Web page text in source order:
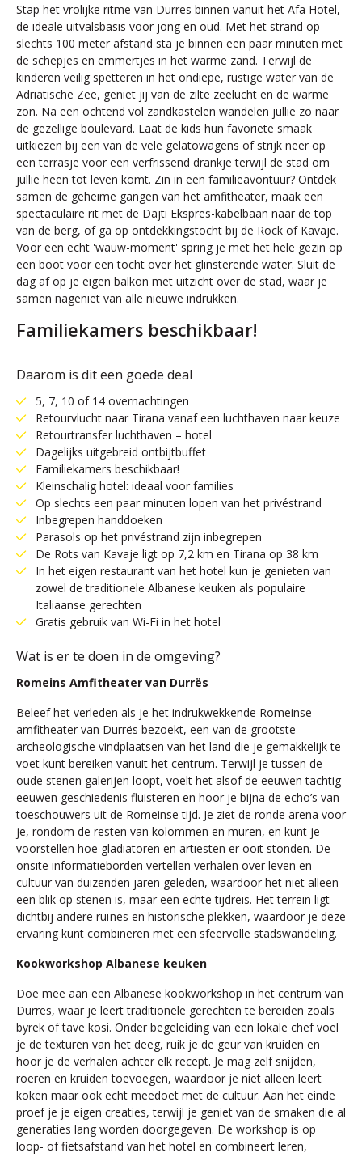
Stap het vrolijke ritme van Durrës binnen vanuit het Afa Hotel,
de ideale uitvalsbasis voor jong en oud. Met het strand op
slechts 100 meter afstand sta je binnen een paar minuten met
de schepjes en emmertjes in het warme zand. Terwijl de
kinderen veilig spetteren in het ondiepe, rustige water van de
Adriatische Zee, geniet jij van de zilte zeelucht en de warme
zon. Na een ochtend vol zandkastelen wandelen jullie zo naar
de gezellige boulevard. Laat de kids hun favoriete smaak
uitkiezen bij een van de vele gelatowagens of strijk neer op
een terrasje voor een verfrissend drankje terwijl de stad om
jullie heen tot leven komt. Zin in een familieavontuur? Ontdek
samen de geheime gangen van het amfitheater, maak een
spectaculaire rit met de Dajti Ekspres-kabelbaan naar de top
van de berg, of ga op ontdekkingstocht bij de Rock of Kavajë.
Voor een echt 'wauw-moment' spring je met het hele gezin op
een boot voor een tocht over het glinsterende water. Sluit de
dag af op je eigen balkon met uitzicht over de stad, waar je
samen nageniet van alle nieuwe indrukken.
Familiekamers beschikbaar!
Daarom is dit een goede deal
5, 7, 10 of 14 overnachtingen
Retourvlucht naar Tirana vanaf een luchthaven naar keuze
Retourtransfer luchthaven – hotel
Dagelijks uitgebreid ontbijtbuffet
Familiekamers beschikbaar!
Kleinschalig hotel: ideaal voor families
Op slechts een paar minuten lopen van het privéstrand
Inbegrepen handdoeken
Parasols op het privéstrand zijn inbegrepen
De Rots van Kavaje ligt op 7,2 km en Tirana op 38 km
In het eigen restaurant van het hotel kun je genieten van
zowel de traditionele Albanese keuken als populaire
Italiaanse gerechten
Gratis gebruik van Wi-Fi in het hotel
Wat is er te doen in de omgeving?
Romeins Amfitheater van Durrës
Beleef het verleden als je het indrukwekkende Romeinse
amfitheater van Durrës bezoekt, een van de grootste
archeologische vindplaatsen van het land die je gemakkelijk te
voet kunt bereiken vanuit het centrum. Terwijl je tussen de
oude stenen galerijen loopt, voelt het alsof de eeuwen tachtig
eeuwen geschiedenis fluisteren en hoor je bijna de echo’s van
toeschouwers uit de Romeinse tijd. Je ziet de ronde arena voor
je, rondom de resten van kolommen en muren, en kunt je
voorstellen hoe gladiatoren en artiesten er ooit stonden. De
onsite informatieborden vertellen verhalen over leven en
cultuur van duizenden jaren geleden, waardoor het niet alleen
een blik op stenen is, maar een echte tijdreis. Het terrein ligt
dichtbij andere ruïnes en historische plekken, waardoor je deze
ervaring kunt combineren met een sfeervolle stadswandeling.
Kookworkshop Albanese keuken
Doe mee aan een Albanese kookworkshop in het centrum van
Durrës, waar je leert traditionele gerechten te bereiden zoals
byrek of tave kosi. Onder begeleiding van een lokale chef voel
je de texturen van het deeg, ruik je de geur van kruiden en
hoor je de verhalen achter elk recept. Je mag zelf snijden,
roeren en kruiden toevoegen, waardoor je niet alleen leert
koken maar ook echt meedoet met de cultuur. Aan het einde
proef je je eigen creaties, terwijl je geniet van de smaken die al
generaties lang worden doorgegeven. De workshop is op
loop- of fietsafstand van het hotel en combineert leren,